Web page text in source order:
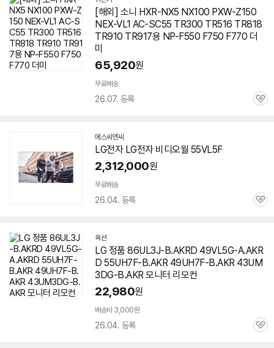
[해외] 소니 HXR-NX5 NX100 PXW-Z150
NEX-VL1 AC-SC55 TR300 TR516 TR818
TR910 TR917용 NP-F550 F750 F770 더
미
65,920원
무료배송
26.07. 등록
관
에스씨엔씨네
이
버
페
LG전자 LG전자 비디오월 55VL5F
2,312,000원
무료배송
26.04. 등록
관
옥션
LG 정품 86UL3J-B.AKRD 49VL5G-A.AKR
D 55UH7F-B.AKR 49UH7F-B.AKR 43UM
3DG-B.AKR 모니터 리모컨
22,980원
배송비 3,000원
26.04. 등록
관